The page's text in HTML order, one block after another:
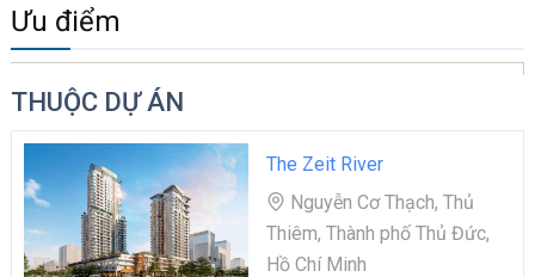
Ưu điểm
THUỘC DỰ ÁN
The Zeit River
Nguyễn Cơ Thạch, Thủ
Thiêm, Thành phố Thủ Đức,
Hồ Chí Minh